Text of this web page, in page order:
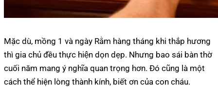
Mặc dù, mồng 1 và ngày Rằm hàng tháng khi thắp hương
thì gia chủ đều thực hiện dọn dẹp. Nhưng bao sái bàn thờ
cuối năm mang ý nghĩa quan trọng hơn. Đó cũng là một
cách thể hiện lòng thành kính, biết ơn của con cháu.